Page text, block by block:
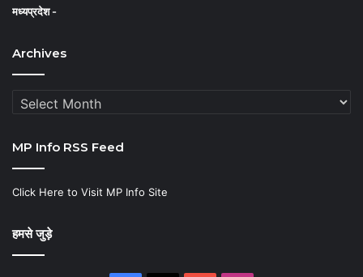
मध्यप्रदेश -
Archives
Archives
MP Info RSS Feed
Click Here to Visit MP Info Site
हमसे जुड़े